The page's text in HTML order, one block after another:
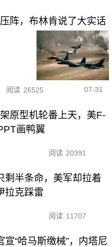
阵，布林肯说了大实话
阅读 26525 07-31
原型机轮番上天，美F-
画鸭翼
阅读 20391
剩半条命，美军却拉着
拉克踩雷
阅读 11707
宣“哈马斯缴械”，内塔尼